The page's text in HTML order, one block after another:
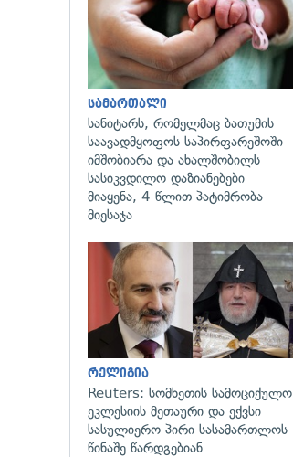
სამართალი
სანიტარს, რომელმაც ბათუმის
საავადმყოფოს საპირფარეშოში
იმშობიარა და ახალშობილს
სასიკვდილო დაზიანებები
მიაყენა, 4 წლით პატიმრობა
მიესაჯა
რელიგია
Reuters: სომხეთის სამოციქულო
ეკლესიის მეთაური და ექვსი
სასულიერო პირი სასამართლოს
წინაშე წარდგებიან